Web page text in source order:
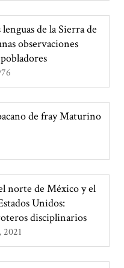
de la Sierra de
observaciones
de fray Maturino
norte de México y el
Unidos:
disciplinarios
2021